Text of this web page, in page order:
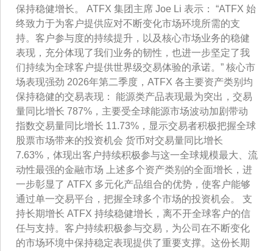
保持稳健增长。 ATFX 集团主席 Joe Li 表示： “ATFX 始
终致力于为客户提供应对不断变化市场环境所需的支
持。客户参与度的持续提升，以及核心市场业务的稳健
表现，充分体现了我们业务的韧性，也进一步坚定了我
们持续为全球客户提供世界级交易体验的承诺。” 核心市
场表现强劲 2026年第二季度，ATFX 各主要资产类别均
保持稳健的交易表现： 能源类产品表现最为突出，交易
量同比增长 787%，主要受全球能源市场波动加剧带动
指数交易量同比增长 11.73%，显示交易者积极把握全球
股票市场带来的投资机会 货币对交易量同比增长
7.63%，体现出客户持续积极参与这一全球规模最大、流
动性最强的金融市场 上述多个资产类别的全面增长，进
一步彰显了 ATFX 多元化产品组合的优势，使客户能够
通过单一交易平台，把握全球多个市场的投资机会。 支
持长期增长 ATFX 持续稳健增长，离不开全球客户的信
任与支持。客户持续积极参与交易，为公司在不断变化
的市场环境中保持稳定表现提供了重要支撑。这份长期